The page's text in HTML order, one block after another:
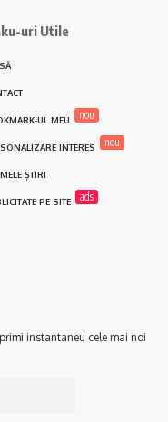
uri Utile
UL MEU nou
INTERES nou
ȘTIRI
PE SITE ads
instantaneu cele mai noi